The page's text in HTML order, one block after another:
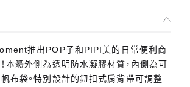
推出POP子和PIPI美的日常便利商
本體外側為透明防水凝膠材質，內側為可
布袋。特別設計的鈕扣式肩背帶可調整